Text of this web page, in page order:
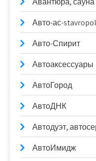
Авто-ас-stavropol
Авто-Спирит
Автоаксессуары
АвтоГород
АвтоДНК
Автодуэт,
АвтоИмидж